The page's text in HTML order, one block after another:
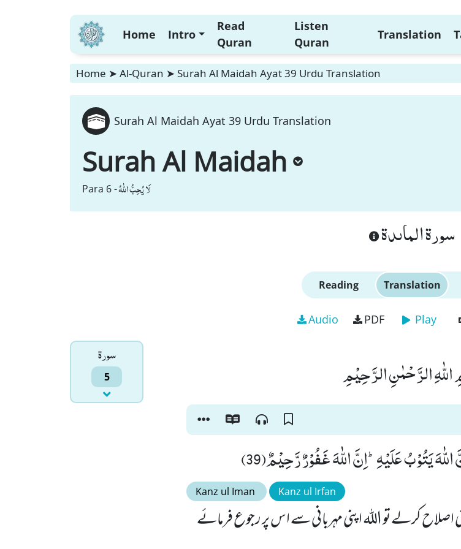
Home Intro
Read
Quran
Listen
Quran
Translation
Home ➤ Al-Quran ➤ Surah Al Maidah Ayat 39 Urdu Translation
Surah Al Maidah Ayat 39 Urdu Translation
Surah Al Maidah
Para 6 -لَا یُحِبُّ اللّٰهُ
سورة الماىدة
Reading Translation
Audio PDF Play
سورۃ
5 الرَّحْمٰنِ الرَّحِیْمِ
یَتُوْبُ عَلَیْهِؕ-اِنَّ اللّٰهَ غَفُوْرٌ رَّحِیْمٌ(39)
Kanz ul Iman Kanz ul Irfan
اصلاح کرلے تو اللہ اپنی مہربانی سے اس پر رجوع فرمائے